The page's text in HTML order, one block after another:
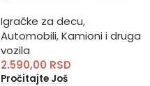
Igračke za decu,
Automobili,Kamioni i druga
vozila
2.590,00 RSD
Pročitajte Još